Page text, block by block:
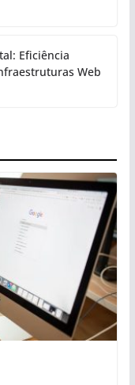
Eficiência
Web